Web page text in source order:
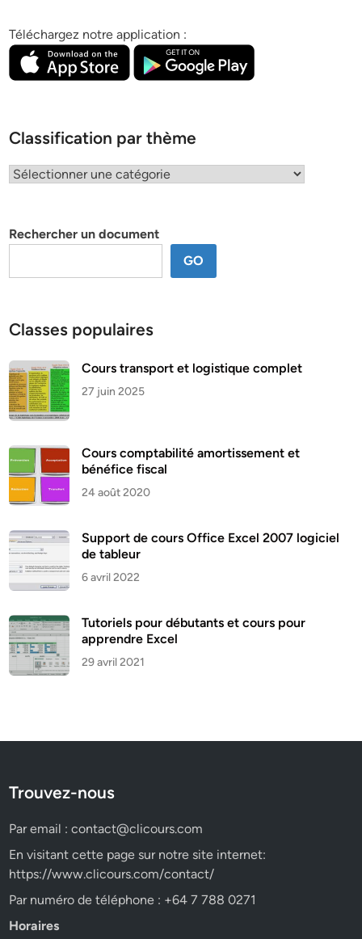
Téléchargez notre application :
Classification par thème
Classification
Rechercher un document
GO
Classes populaires
Cours transport et logistique complet
27 juin 2025
Cours comptabilité amortissement et
bénéfice fiscal
24 août 2020
Support de cours Office Excel 2007 logiciel
de tableur
6 avril 2022
Tutoriels pour débutants et cours pour
apprendre Excel
29 avril 2021
Trouvez-nous
Par email :contact@clicours.com
En visitant cette page sur notre site internet:
https://www.clicours.com/contact/
Par numéro de téléphone : +64 7 788 0271
Horaires